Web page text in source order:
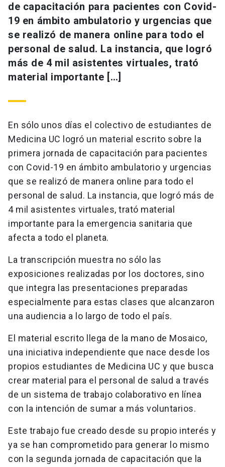
de capacitación para pacientes con Covid-
19 en ámbito ambulatorio y urgencias que
se realizó de manera online para todo el
personal de salud. La instancia, que logró
más de 4 mil asistentes virtuales, trató
material importante […]
En sólo unos días el colectivo de estudiantes de
Medicina UC logró un material escrito sobre la
primera jornada de capacitación para pacientes
con Covid-19 en ámbito ambulatorio y urgencias
que se realizó de manera online para todo el
personal de salud. La instancia, que logró más de
4 mil asistentes virtuales, trató material
importante para la emergencia sanitaria que
afecta a todo el planeta.
La transcripción muestra no sólo las
exposiciones realizadas por los doctores, sino
que integra las presentaciones preparadas
especialmente para estas clases que alcanzaron
una audiencia a lo largo de todo el país.
El material escrito llega de la mano de Mosaico,
una iniciativa independiente que nace desde los
propios estudiantes de Medicina UC y que busca
crear material para el personal de salud a través
de un sistema de trabajo colaborativo en línea
con la intención de sumar a más voluntarios.
Este trabajo fue creado desde su propio interés y
ya se han comprometido para generar lo mismo
con la segunda jornada de capacitación que la